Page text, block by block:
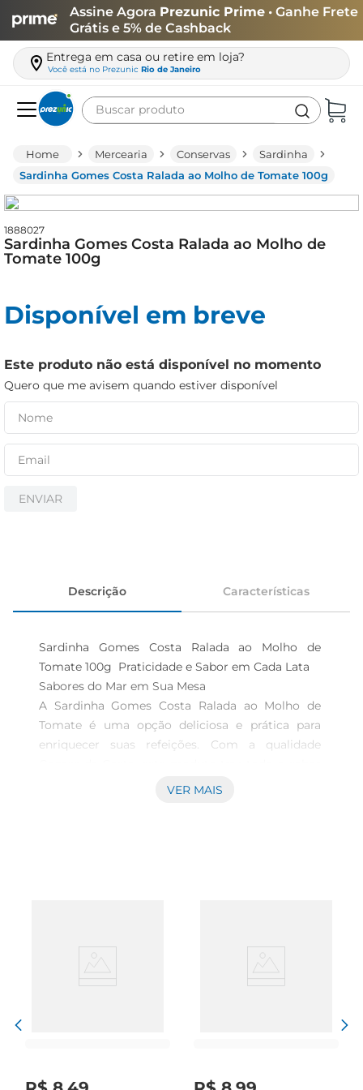
Assine Agora Prezunic Prime • Ganhe Frete
Grátis e 5% de Cashback
Entrega em casa ou retire em loja?
Você está no Prezunic Rio de Janeiro
Buscar produto
Mercearia Conservas
Sardinha
Sardinha Gomes Costa Ralada ao Molho de Tomate 100g
1888027
Sardinha Gomes Costa Ralada ao Molho de
Tomate 100g
Disponível em breve
Este produto não está disponível no momento
Quero que me avisem quando estiver disponível
ENVIAR
Descrição Características
Sardinha Gomes Costa Ralada ao Molho de
Tomate 100g  Praticidade e Sabor em Cada Lata
Sabores do Mar em Sua Mesa
A Sardinha Gomes Costa Ralada ao Molho de
Tomate é uma opção deliciosa e prática para
enriquecer suas refeições. Com a qualidade
do mar diretamente para a sua mesa. Saborosa e
eum molho de tomate irresistível que realça o
VER MAIS
leite
queijo
azeite
cerveja
iogurte
papel higiênico